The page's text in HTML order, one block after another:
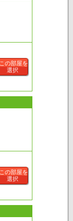
この部屋を
選択
この部屋を
選択